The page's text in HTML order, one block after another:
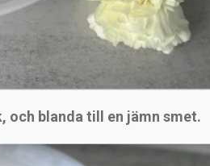
blanda till en jämn smet.